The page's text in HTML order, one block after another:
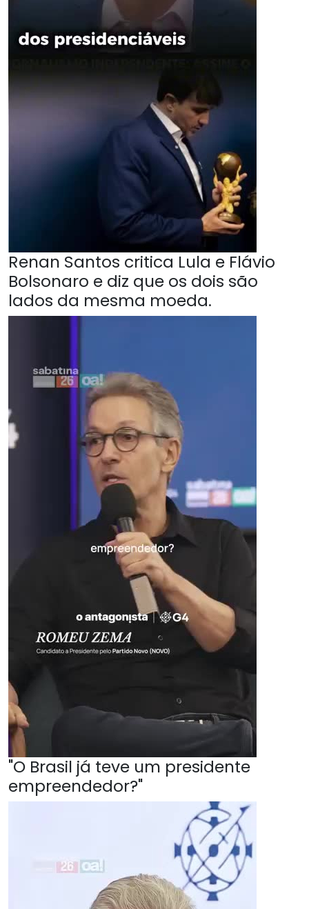
Renan Santos critica Lula e Flávio
Bolsonaro e diz que os dois são
lados da mesma moeda.
"O Brasil já teve um presidente
empreendedor?"